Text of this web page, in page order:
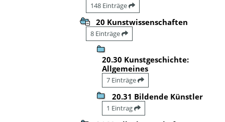
148 Einträge
20 Kunstwissenschaften
8 Einträge
20.30 Kunstgeschichte:
Allgemeines
7 Einträge
20.31 Bildende Künstler
1 Eintrag